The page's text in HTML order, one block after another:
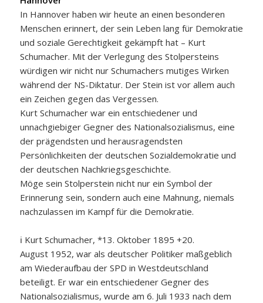
In Hannover haben wir heute an einen besonderen
Menschen erinnert, der sein Leben lang für Demokratie
und soziale Gerechtigkeit gekämpft hat – Kurt
Schumacher. Mit der Verlegung des Stolpersteins
würdigen wir nicht nur Schumachers mutiges Wirken
während der NS-Diktatur. Der Stein ist vor allem auch
ein Zeichen gegen das Vergessen.
Kurt Schumacher war ein entschiedener und
unnachgiebiger Gegner des Nationalsozialismus, eine
der prägendsten und herausragendsten
Persönlichkeiten der deutschen Sozialdemokratie und
der deutschen Nachkriegsgeschichte.
Möge sein Stolperstein nicht nur ein Symbol der
Erinnerung sein, sondern auch eine Mahnung, niemals
nachzulassen im Kampf für die Demokratie.
ℹ️ Kurt Schumacher, *13. Oktober 1895 +20.
August 1952, war als deutscher Politiker maßgeblich
am Wiederaufbau der SPD in Westdeutschland
beteiligt. Er war ein entschiedener Gegner des
Nationalsozialismus, wurde am 6. Juli 1933 nach dem